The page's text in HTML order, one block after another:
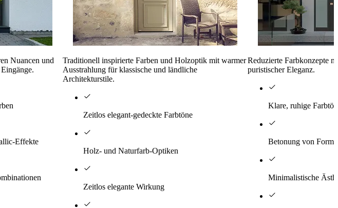
Nuancen und
Effekte
Traditionell inspirierte Farben und Holzoptik mit warmer
Ausstrahlung für klassische und ländliche
Architekturstile.
Zeitlos elegant-gedeckte Farbtöne
Holz- und Naturfarb-Optiken
Zeitlos elegante Wirkung
Reduzierte Farbkonzepte
puristischer Eleganz.
Klare, ruhige
Betonung von Form
Minimalistische